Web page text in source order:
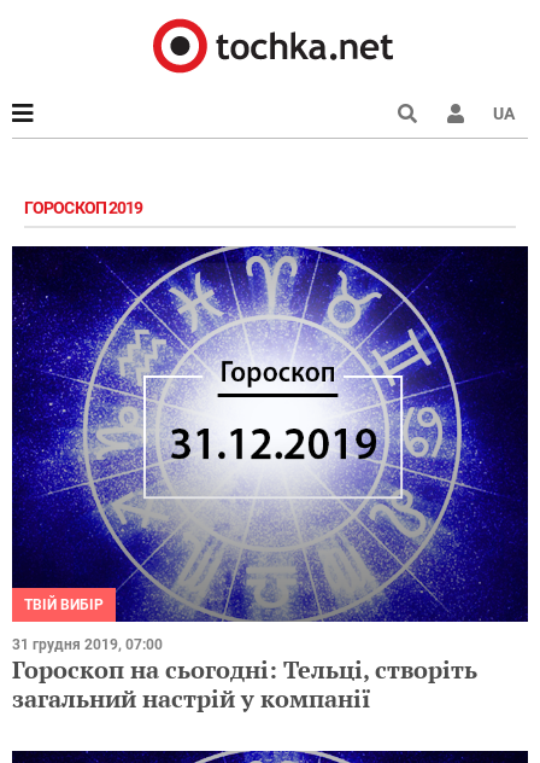
UA
ГОРОСКОП 2019
ТВІЙ ВИБІР
31 грудня 2019, 07:00
Гороскоп на сьогодні: Тельці, створіть
загальний настрій у компанії